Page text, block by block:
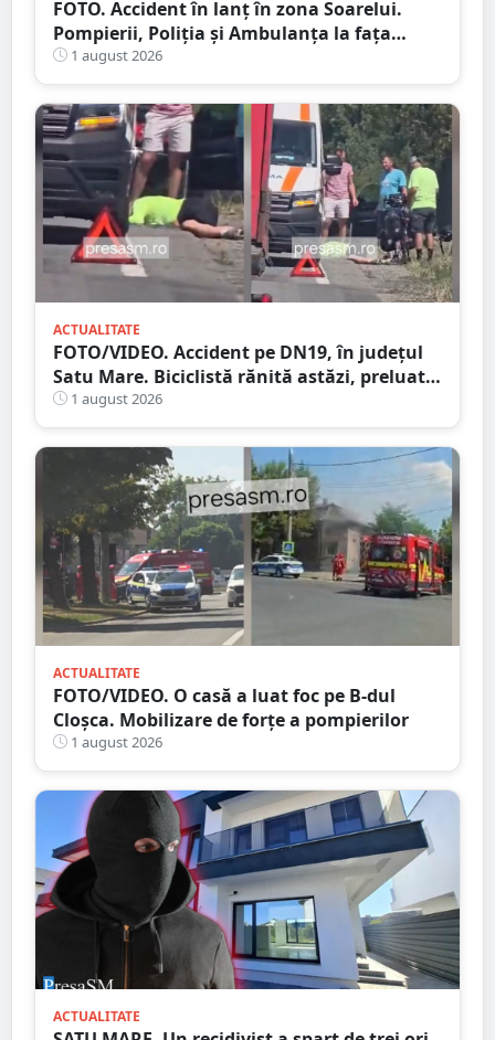
FOTO. Accident în lanț în zona Soarelui.
Pompierii, Poliția și Ambulanța la fața
locului
1 august 2026
ACTUALITATE
FOTO/VIDEO. Accident pe DN19, în județul
Satu Mare. Biciclistă rănită astăzi, preluată
de Ambulanță
1 august 2026
ACTUALITATE
FOTO/VIDEO. O casă a luat foc pe B-dul
Cloșca. Mobilizare de forțe a pompierilor
1 august 2026
ACTUALITATE